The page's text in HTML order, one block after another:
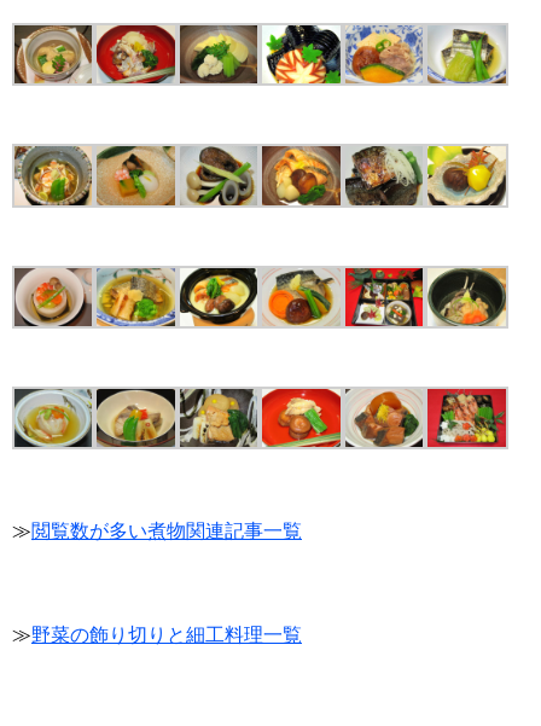
≫閲覧数が多い煮物関連記事一覧
≫野菜の飾り切りと細工料理一覧